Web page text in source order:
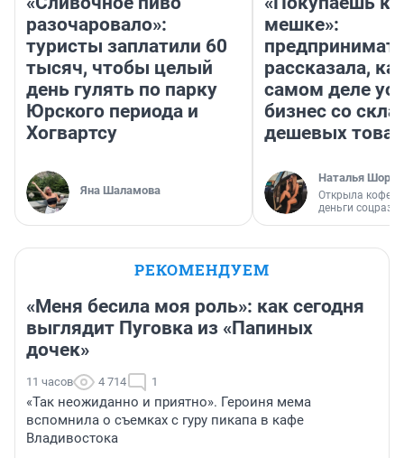
разочаровало»:
туристы заплатили 60
тысяч, чтобы целый
день гулять по парку
Юрского периода и
Хогвартсу
Яна Шаламова
мешке»:
рассказала,
самом деле
бизнес со
дешевых
Наталья
Открыла
деньги
РЕКОМЕНДУЕМ
«Меня бесила моя роль»: как сегодня
выглядит Пуговка из «Папиных
дочек»
11 часов 4 714 1
«Так неожиданно и приятно». Героиня мема
вспомнила о съемках с гуру пикапа в кафе
Владивостока